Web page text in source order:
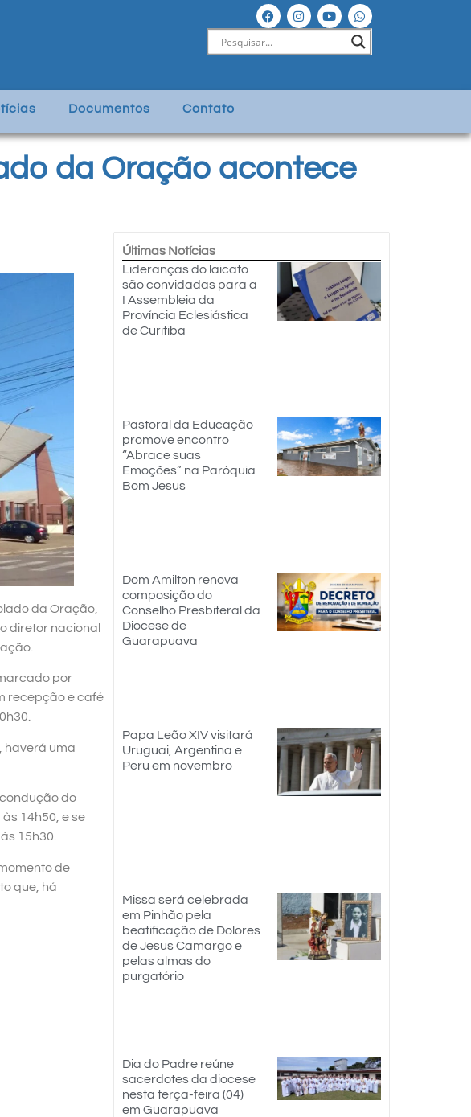
Documentos Contato
da Oração acontece
da Oração,
diretor nacional
por
recepção e café
haverá uma
do
14h50, e se
15h30.
de
que, há
Últimas Notícias
Lideranças do laicato
são convidadas para a
I Assembleia da
Província Eclesiástica
de Curitiba
Pastoral da Educação
promove encontro
“Abrace suas
Emoções” na Paróquia
Bom Jesus
Dom Amilton renova
composição do
Conselho Presbiteral da
Diocese de
Guarapuava
Papa Leão XIV visitará
Uruguai, Argentina e
Peru em novembro
Missa será celebrada
em Pinhão pela
beatificação de Dolores
de Jesus Camargo e
pelas almas do
purgatório
Dia do Padre reúne
sacerdotes da diocese
nesta terça-feira (04)
em Guarapuava